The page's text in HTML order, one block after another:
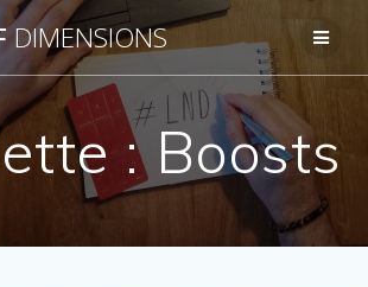
Passer
au
contenu
DIMENSIONS
: Boosts